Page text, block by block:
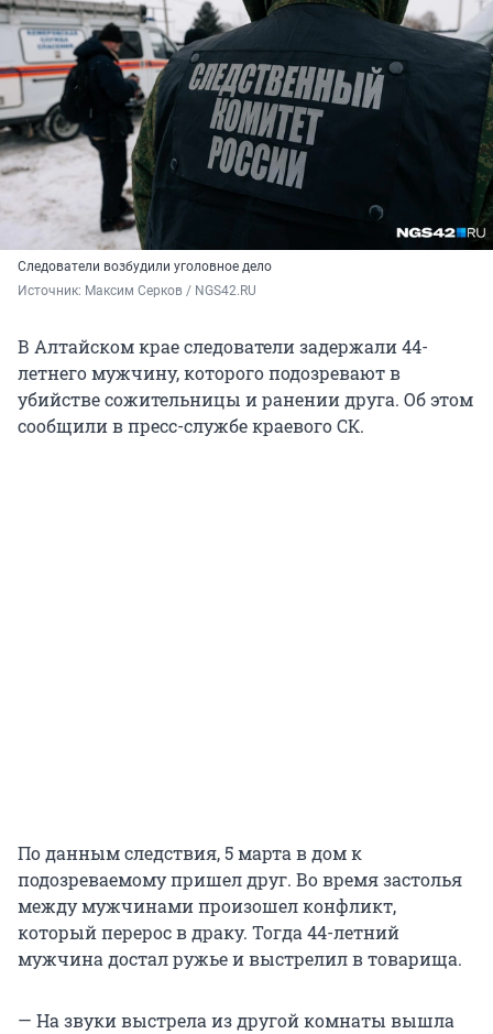
Следователи возбудили уголовное дело
Источник: Максим Серков / NGS42.RU
В Алтайском крае следователи задержали 44-
летнего мужчину, которого подозревают в
убийстве сожительницы и ранении друга. Об этом
сообщили в пресс-службе краевого СК.
По данным следствия, 5 марта в дом к
подозреваемому пришел друг. Во время застолья
между мужчинами произошел конфликт,
который перерос в драку. Тогда 44-летний
мужчина достал ружье и выстрелил в товарища.
— На звуки выстрела из другой комнаты вышла